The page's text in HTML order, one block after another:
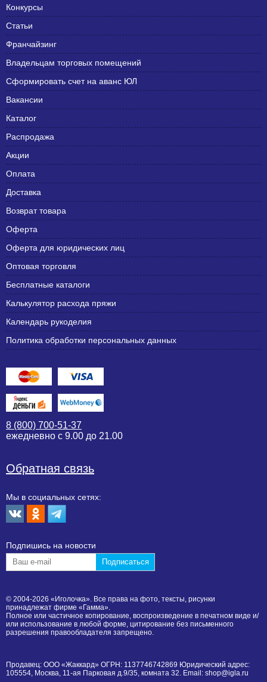
Конкурсы
Статьи
Франчайзинг
Владельцам торговых помещений
Сформировать счет на аванс ЮЛ
Вакансии
Каталог
Распродажа
Акции
Оплата
Доставка
Возврат товара
Оферта
Оферта для юридических лиц
Оптовая торговля
Бесплатные каталоги
Калькулятор расхода пряжи
Календарь рукоделия
Политика обработки персональных данных
8 (800) 700-51-37
ежедневно с 9.00 до 21.00
Обратная связь
Мы в социальных сетях:
Подпишиcь на новости
© 2004-2026 «Иголочка». Все права на фото, тексты, рисунки
принадлежат фирме «Гамма».
Полное или частичное копирование, воспроизведение в печатном виде и/
или использование в любой форме, цитирование без письменного
разрешения правообладателя запрещено.
Продавец: ООО «Жаккард» ОГРН: 1137746742869 Юридический адрес:
105554, Москва, 11-ая Парковая д.9/35, комната 32. Email: shop@igla.ru